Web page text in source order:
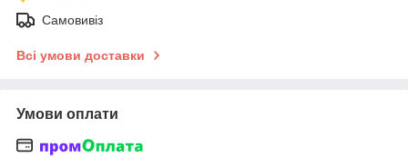
Самовивіз
Всі умови доставки
Умови оплати